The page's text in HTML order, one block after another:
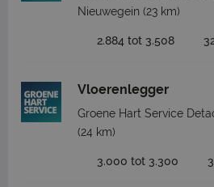
Nieuwegein (23 km)
2.884 tot 3.508
Vloerenlegger
Groene Hart Service
(24 km)
3.000 tot 3.300